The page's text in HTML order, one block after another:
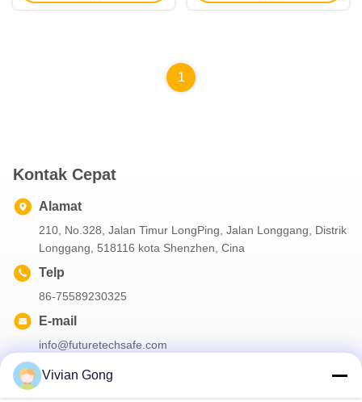
1
Kontak Cepat
Alamat
210, No.328, Jalan Timur LongPing, Jalan Longgang, Distrik
Longgang, 518116 kota Shenzhen, Cina
Telp
86-75589230325
E-mail
info@futuretechsafe.com
Vivian Gong